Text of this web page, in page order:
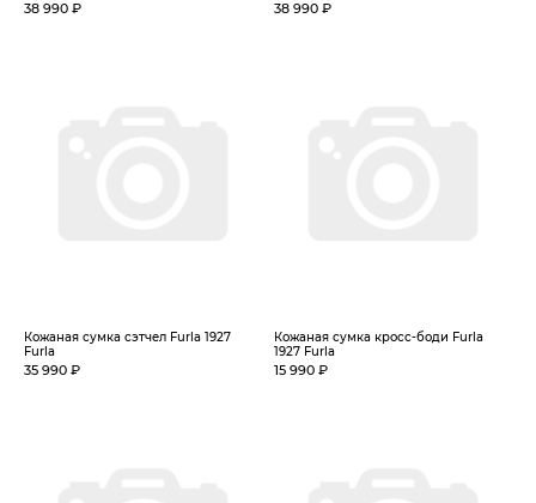
38 990 ₽ 38 990 ₽
Кожаная сумка сэтчел Furla 1927
Furla
35 990 ₽
Кожаная сумка кросс-боди Furla
1927 Furla
15 990 ₽